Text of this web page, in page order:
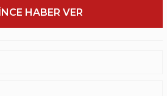
HABER VER